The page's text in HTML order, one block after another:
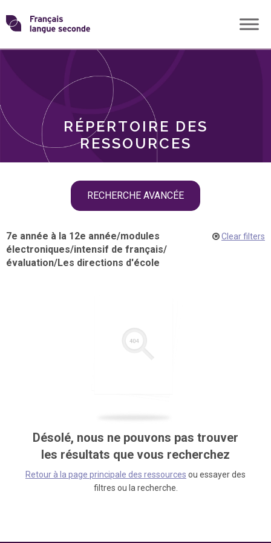
Skip
toTransformons
langue
RÉPERTOIRE DES
RESSOURCES
RECHERCHE AVANCÉE
THÈMES
7e année à la 12e année/modules
électroniques/intensif de français/
évaluation/Les directions d'école
Clear filters
Désolé, nous ne pouvons pas trouver
les résultats que vous recherchez
Retour à la page principale des ressources ou essayer des
filtres ou la recherche.